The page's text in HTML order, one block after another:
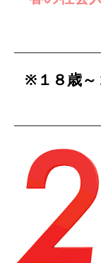
※１８歳